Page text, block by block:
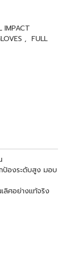
IMPACT
, FULL
ป้องระดับสูง มอบ
ลิศอย่างแท้จริง